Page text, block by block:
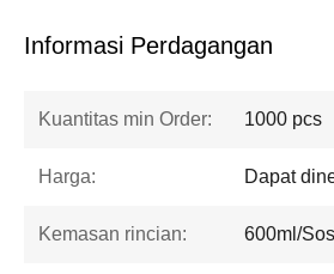
Informasi Perdagangan
Kuantitas min Order: 1000 pcs
Harga: Dapat
Kemasan rincian: 600ml/